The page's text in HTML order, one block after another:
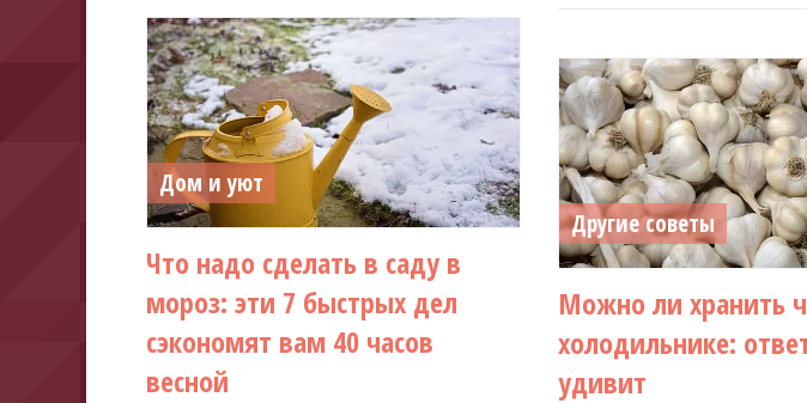
Дом и уют
Что надо сделать в саду в
мороз: эти 7 быстрых дел
сэкономят вам 40 часов
весной
Другие советы
Можно ли хранить
холодильнике:
удивит